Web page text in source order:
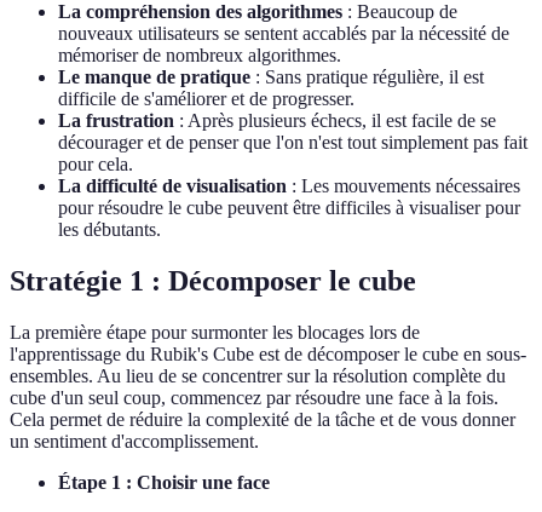
La compréhension des algorithmes : Beaucoup de
nouveaux utilisateurs se sentent accablés par la nécessité de
mémoriser de nombreux algorithmes.
Le manque de pratique : Sans pratique régulière, il est
difficile de s'améliorer et de progresser.
La frustration : Après plusieurs échecs, il est facile de se
décourager et de penser que l'on n'est tout simplement pas fait
pour cela.
La difficulté de visualisation : Les mouvements nécessaires
pour résoudre le cube peuvent être difficiles à visualiser pour
les débutants.
Stratégie 1 : Décomposer le cube
La première étape pour surmonter les blocages lors de
l'apprentissage du Rubik's Cube est de décomposer le cube en sous-
ensembles. Au lieu de se concentrer sur la résolution complète du
cube d'un seul coup, commencez par résoudre une face à la fois.
Cela permet de réduire la complexité de la tâche et de vous donner
un sentiment d'accomplissement.
Étape 1 : Choisir une face